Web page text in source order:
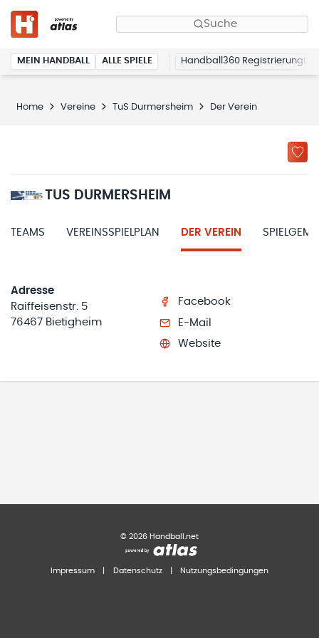
Suche
MEIN HANDBALL ALLE SPIELE Handball360 Registrierung
Home Vereine TuS Durmersheim Der Verein
TUS DURMERSHEIM
TEAMS VEREINSSPIELPLAN DER VEREIN
Adresse
Raiffeisenstr. 5
76467 Bietigheim
Facebook
E-Mail
Website
© 2026 Handball.net
Impressum Datenschutz Nutzungsbedingungen